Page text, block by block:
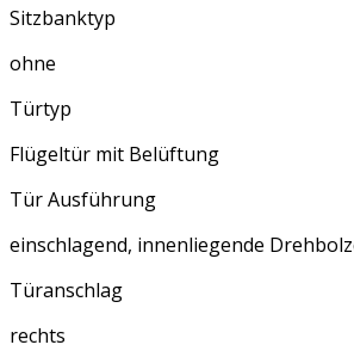
Sitzbanktyp
ohne
Türtyp
Flügeltür mit Belüftung
Tür Ausführung
einschlagend, innenliegende
Türanschlag
rechts